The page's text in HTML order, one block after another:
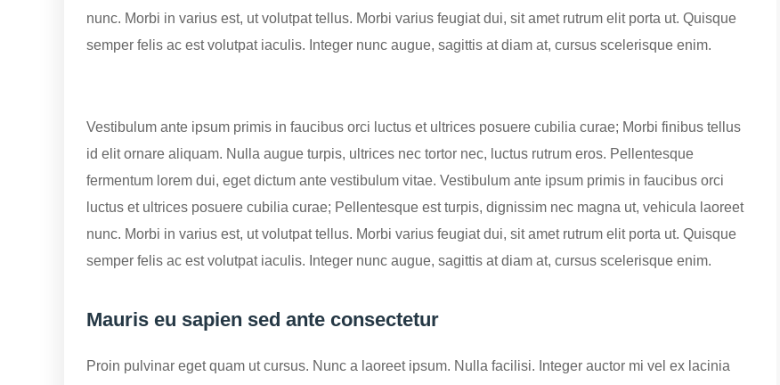
nunc. Morbi in varius est, ut volutpat tellus. Morbi varius feugiat dui, sit amet rutrum elit porta ut. Quisque
semper felis ac est volutpat iaculis. Integer nunc augue, sagittis at diam at, cursus scelerisque enim.
Vestibulum ante ipsum primis in faucibus orci luctus et ultrices posuere cubilia curae; Morbi finibus tellus
id elit ornare aliquam. Nulla augue turpis, ultrices nec tortor nec, luctus rutrum eros. Pellentesque
fermentum lorem dui, eget dictum ante vestibulum vitae. Vestibulum ante ipsum primis in faucibus orci
luctus et ultrices posuere cubilia curae; Pellentesque est turpis, dignissim nec magna ut, vehicula laoreet
nunc. Morbi in varius est, ut volutpat tellus. Morbi varius feugiat dui, sit amet rutrum elit porta ut. Quisque
semper felis ac est volutpat iaculis. Integer nunc augue, sagittis at diam at, cursus scelerisque enim.
Mauris eu sapien sed ante consectetur
Proin pulvinar eget quam ut cursus. Nunc a laoreet ipsum. Nulla facilisi. Integer auctor mi vel ex lacinia